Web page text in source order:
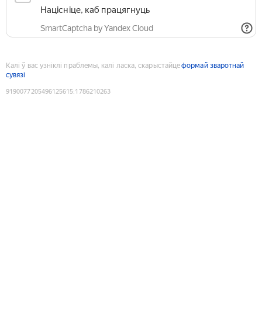
Націсніце, каб працягнуць
SmartCaptcha by Yandex Cloud
Калі ў вас узніклі праблемы, калі ласка, скарыстайцеформай зваротнай
сувязі
9190077205496125615:1786210263